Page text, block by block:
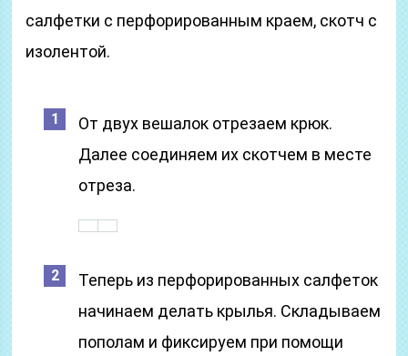
салфетки с перфорированным краем, скотч с
изолентой.
От двух вешалок отрезаем крюк.
Далее соединяем их скотчем в месте
отреза.
Теперь из перфорированных салфеток
начинаем делать крылья. Складываем
пополам и фиксируем при помощи